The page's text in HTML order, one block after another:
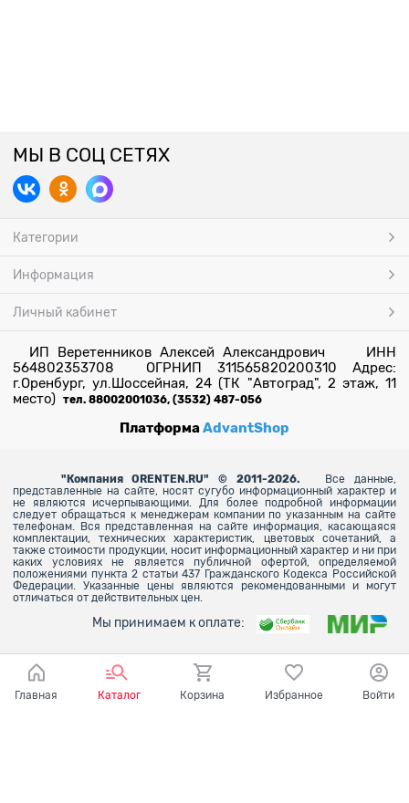
МЫ В СОЦ СЕТЯХ
Категории
Информация
Личный кабинет
ИП Веретенников Алексей Александрович ИНН
564802353708 ОГРНИП 311565820200310 Адрес:
г.Оренбург, ул.Шоссейная, 24 (ТК "Автоград", 2 этаж, 11
место) тел. 88002001036, (3532) 487-056
ПлатформаAdvantShop
" Компания ORENTEN.RU" © 2011-2026.
Все данные,
представленные на сайте, носят сугубо информационный характер и
не являются исчерпывающими. Для более подробной информации
следует обращаться к менеджерам компании по указанным на сайте
телефонам. Вся представленная на сайте информация, касающаяся
комплектации, технических характеристик, цветовых сочетаний, а
также стоимости продукции, носит информационный характер и ни при
каких условиях не является публичной офертой, определяемой
положениями пункта 2 статьи 437 Гражданского Кодекса Российской
Федерации. Указанные цены являются рекомендованными и могут
отличаться от действительных цен.
Мы принимаем к оплате:
Главная Каталог Корзина Избранное Войти